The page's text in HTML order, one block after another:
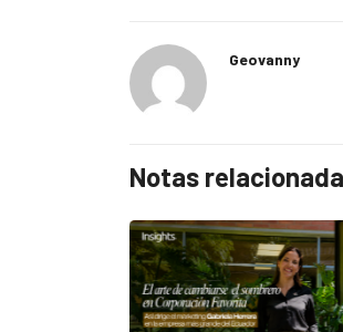
Geovanny
Notas